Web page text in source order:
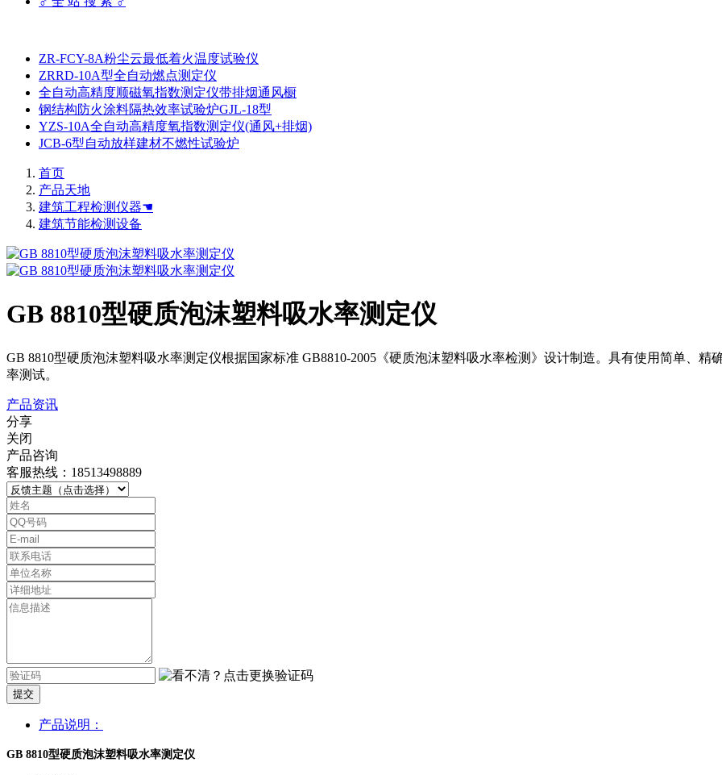
ZR-FCY-8A粉尘云最低着火温度试验仪
ZRRD-10A型全自动燃点测定仪
全自动高精度顺磁氧指数测定仪带排烟通风橱
钢结构防火涂料隔热效率试验炉GJL-18型
YZS-10A全自动高精度氧指数测定仪(通风+排烟)
JCB-6型自动放样建材不燃性试验炉
首页
产品天地
建筑工程检测仪器☚
建筑节能检测设备
GB 8810型硬质泡沫塑料吸水率测定仪
GB 8810型硬质泡沫塑料吸水率测定仪根据国家标准 GB8810-2005《硬质泡沫塑料吸水率检测》设计制造。具有使用简单、
率测试。
产品资讯
分享
关闭
产品咨询
客服热线：18513498889
提交
产品说明：
GB 8810型硬质泡沫塑料吸水率测定仪